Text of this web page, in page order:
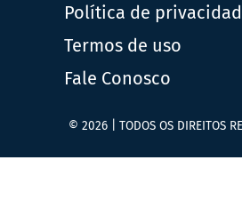
Política de
Termos de uso
Fale Conosco
© 2026 | TODOS OS DIREITOS